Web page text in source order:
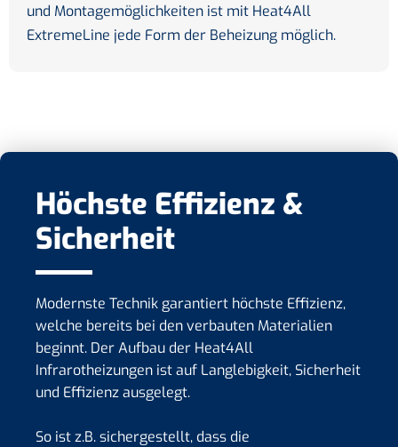
und Montagemöglichkeiten ist mit Heat4All
ExtremeLine jede Form der Beheizung möglich.
Höchste Effizienz &
Sicherheit
Modernste Technik garantiert höchste Effizienz,
welche bereits bei den verbauten Materialien
beginnt. Der Aufbau der Heat4All
Infrarotheizungen ist auf Langlebigkeit, Sicherheit
und Effizienz ausgelegt.
So ist z.B. sichergestellt, dass die